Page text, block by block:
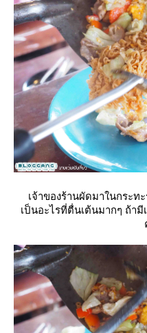
เจ้าของร้านผัดมาในกระท
เป็นอะไรที่ตื่นเต้นมากๆ ถ้า